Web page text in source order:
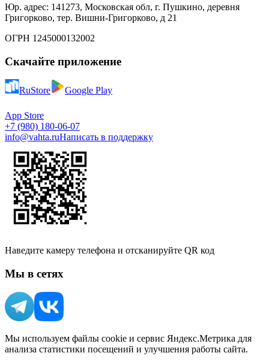
Юр. адрес: 141273, Московская обл, г. Пушкино, деревня
Григорково, тер. Вишни-Григорково, д 21
ОГРН 1245000132002
Скачайте приложение
RuStore Google Play
App Store
+7 (980) 180-06-07
info@vahta.ruНаписать в поддержку
Наведите камеру телефона и отсканируйте QR код
Мы в сетях
Мы используем файлы cookie и сервис Яндекс.Метрика для
анализа статистики посещений и улучшения работы сайта.